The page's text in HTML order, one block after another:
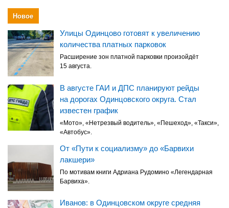
Новое
Улицы Одинцово готовят к увеличению
количества платных парковок
Расширение зон платной парковки произойдёт
15 августа.
В августе ГАИ и ДПС планируют рейды
на дорогах Одинцовского округа. Стал
известен график
«Мото», «Нетрезвый водитель», «Пешеход», «Такси»,
«Автобус».
От «Пути к социализму» до «Барвихи
лакшери»
По мотивам книги Адриана Рудомино «Легендарная
Барвиха».
Иванов: в Одинцовском округе средняя